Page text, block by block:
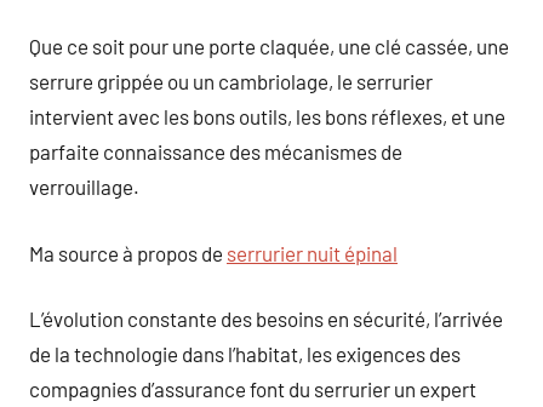
Que ce soit pour une porte claquée, une clé cassée, une
serrure grippée ou un cambriolage, le serrurier
intervient avec les bons outils, les bons réflexes, et une
parfaite connaissance des mécanismes de
verrouillage.
Ma source à propos de serrurier nuit épinal
L’évolution constante des besoins en sécurité, l’arrivée
de la technologie dans l’habitat, les exigences des
compagnies d’assurance font du serrurier un expert